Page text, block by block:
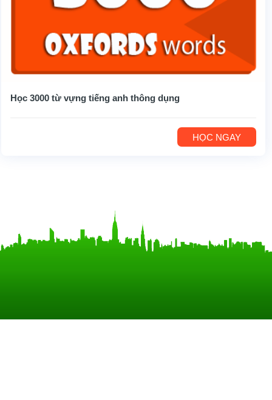
Học 3000 từ vựng tiếng anh thông dụng
HỌC NGAY